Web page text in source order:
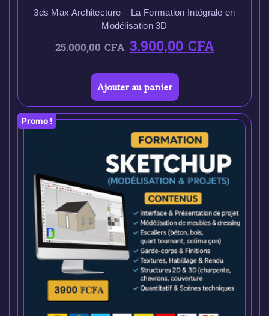
3ds Max Architecture – La Formation Intégrale en
Modélisation 3D
25.000,00CFA 3.900,00CFA
Ajouter au panier
Promo !